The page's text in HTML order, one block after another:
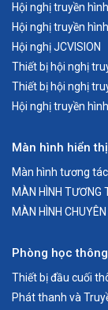
Độ sáng
Tỉ lệ tương phản
Kích thước vùng
Số pixel
Dịch chuyển ống
Zoom / Focus
Nguồn sáng
Hội nghị truyền
Hội nghị truyền
Hội nghị JCVISION
Thiết bị hội nghị
Thiết bị hội nghị
Hội nghị truyền
Màn hình hiển thị
Màn hình tương tác
MÀN HÌNH TƯƠNG
MÀN HÌNH CHUYÊN
Phòng học
Thiết bị đầu cuối
Phát thanh và